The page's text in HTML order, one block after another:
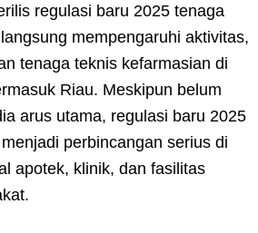
regulasi baru 2025 tenaga
mempengaruhi aktivitas,
tenaga teknis kefarmasian di
Riau. Meskipun belum
arus utama, regulasi baru 2025
perbincangan serius di
apotek, klinik, dan fasilitas